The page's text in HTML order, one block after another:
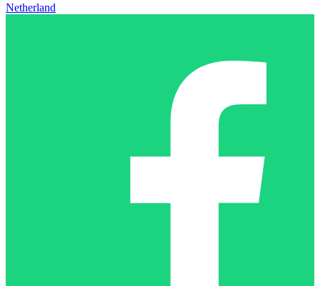
Netherland